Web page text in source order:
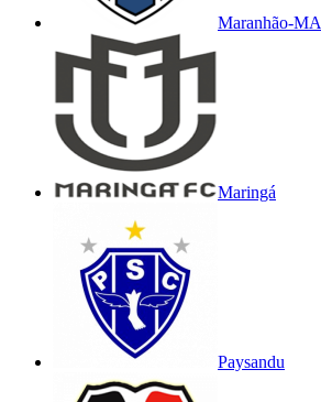
Maranhão-MA
Maringá
Paysandu